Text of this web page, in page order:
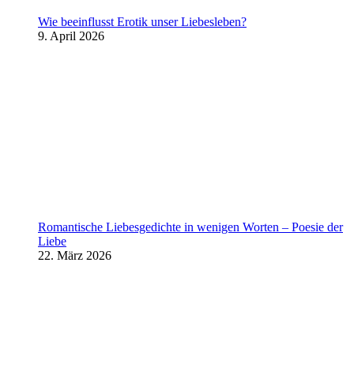
Wie beeinflusst Erotik unser Liebesleben?
9. April 2026
Romantische Liebesgedichte in wenigen Worten – Poesie der
Liebe
22. März 2026